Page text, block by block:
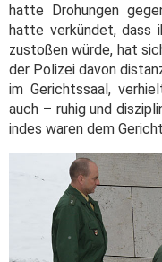
hatte Drohungen
hatte verkündet, dass
zustoßen würde, hat
der Polizei davon
im Gerichtssaal,
auch – ruhig und
indes waren dem